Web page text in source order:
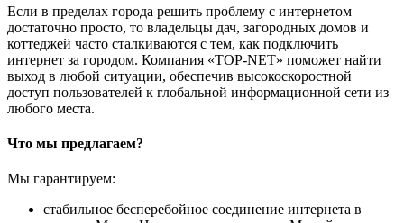
Если в пределах города решить проблему с интернетом
достаточно просто, то владельцы дач, загородных домов и
коттеджей часто сталкиваются с тем, как подключить
интернет за городом. Компания «TOP-NET» поможет найти
выход в любой ситуации, обеспечив высокоскоростной
доступ пользователей к глобальной информационной сети из
любого места.
Что мы предлагаем?
Мы гарантируем:
стабильное бесперебойное соединение интернета в